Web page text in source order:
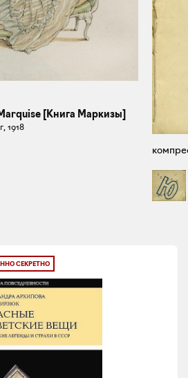
[Книга Маркизы]
1918
СЕКРЕТНО